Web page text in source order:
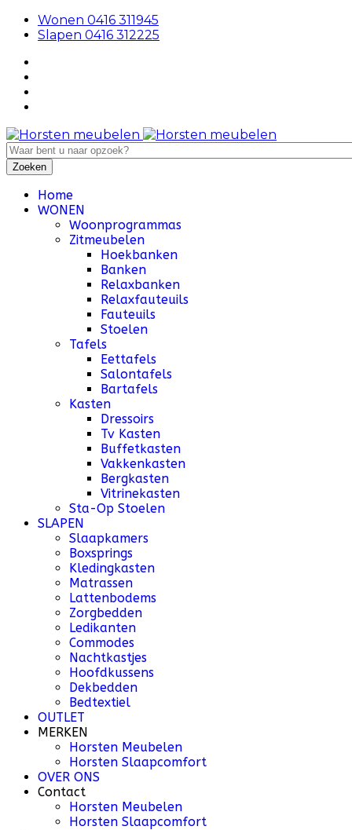
Wonen 0416 311945
Slapen 0416 312225
Home
WONEN
Woonprogrammas
Zitmeubelen
Hoekbanken
Banken
Relaxbanken
Relaxfauteuils
Fauteuils
Stoelen
Tafels
Eettafels
Salontafels
Bartafels
Kasten
Dressoirs
Tv Kasten
Buffetkasten
Vakkenkasten
Bergkasten
Vitrinekasten
Sta-Op Stoelen
SLAPEN
Slaapkamers
Boxsprings
Kledingkasten
Matrassen
Lattenbodems
Zorgbedden
Ledikanten
Commodes
Nachtkastjes
Hoofdkussens
Dekbedden
Bedtextiel
OUTLET
MERKEN
Horsten Meubelen
Horsten Slaapcomfort
OVER ONS
Contact
Horsten Meubelen
Horsten Slaapcomfort